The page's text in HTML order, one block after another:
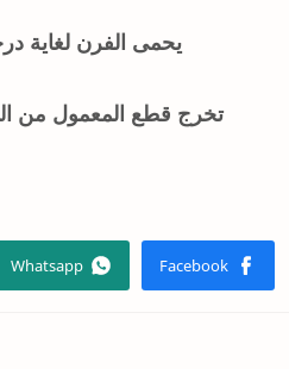
يحمى الفرن لغاية
تخرج قطع المعمول من